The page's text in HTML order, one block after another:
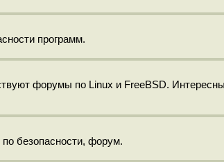
программ.
форумы по Linux и FreeBSD.
безопасности, форум.